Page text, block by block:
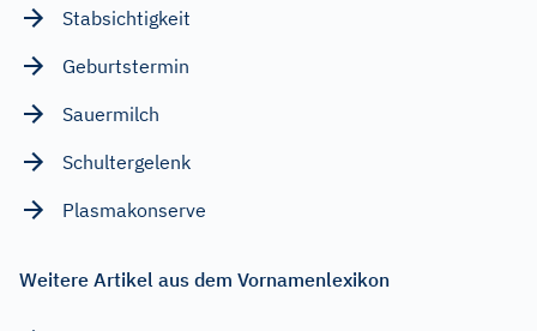
Stabsichtigkeit
Geburtstermin
Sauermilch
Schultergelenk
Plasmakonserve
Weitere Artikel aus dem Vornamenlexikon